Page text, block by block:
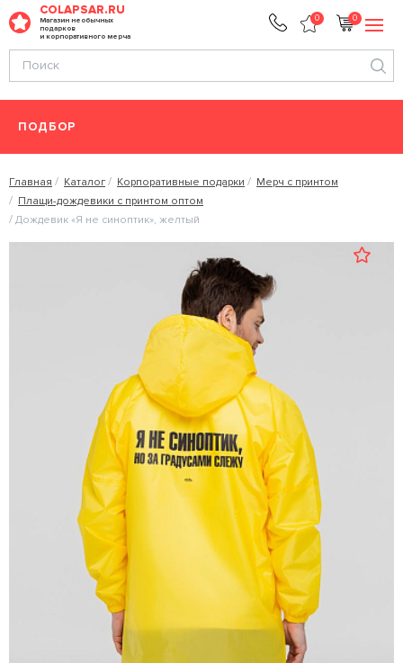
COLAPSAR.RU
Магазин необычных
подарков
и корпоративного мерча
0 0
ПОДБОР
Главная Каталог Корпоративные подарки
Мерч с принтом
Плащи-дождевики с принтом оптом
Дождевик «Я не синоптик», желтый